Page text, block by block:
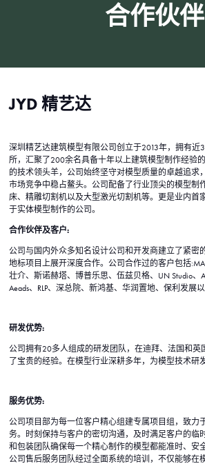
合作伙伴
JYD 精艺达
深圳精艺达建筑模型有限公司创立于2013年，拥有近
所，汇聚了200余名具备十年以上建筑模型制作经验
的技术领头羊，公司始终坚守对模型质量的卓越追求
市场竞争中稳占鳌头。公司配备了行业顶尖的模型制
床、精雕切割机以及大型激光切割机等。更是业内首
于实体模型制作的公司。
合作伙伴及客户:
公司与国内外众多知名设计公司和开发商建立了紧密
地标项目上展开深度合作。公司合作过的客户包括
壮介、斯诺赫塔、博普乐思、伍兹贝格、UN Studio、
Aeads、RLP、深总院、新鸿基、华润置地、保利发展以
研发优势:
公司拥有20多人组成的研发团队，在迪拜、法国和英
了宝贵的经验。在模型行业深耕多年，为模型技术研
服务优势:
公司项目部为每一位客户精心组建专属项目组，致力
务。时刻保持与客户的密切沟通，及时满足客户的临
和包装团队确保每一个精心制作的模型都能准时、安
公司售后服务团队经过全面系统的培训，不仅能够在